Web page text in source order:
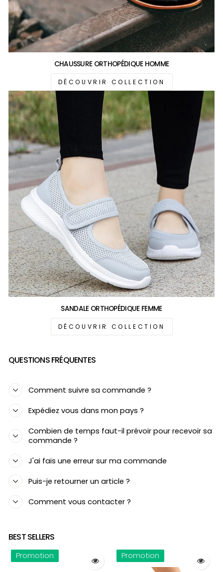
CHAUSSURE ORTHOPÉDIQUE HOMME
DÉCOUVRIR COLLECTION
SANDALE ORTHOPÉDIQUE FEMME
DÉCOUVRIR COLLECTION
QUESTIONS FRÉQUENTES
Comment suivre sa commande ?
Expédiez vous dans mon pays ?
Combien de temps faut-il prévoir pour recevoir sa
commande ?
J'ai fais une erreur sur ma commande
Puis-je retourner un article ?
Comment vous contacter ?
BEST SELLERS
Promotion Promotion